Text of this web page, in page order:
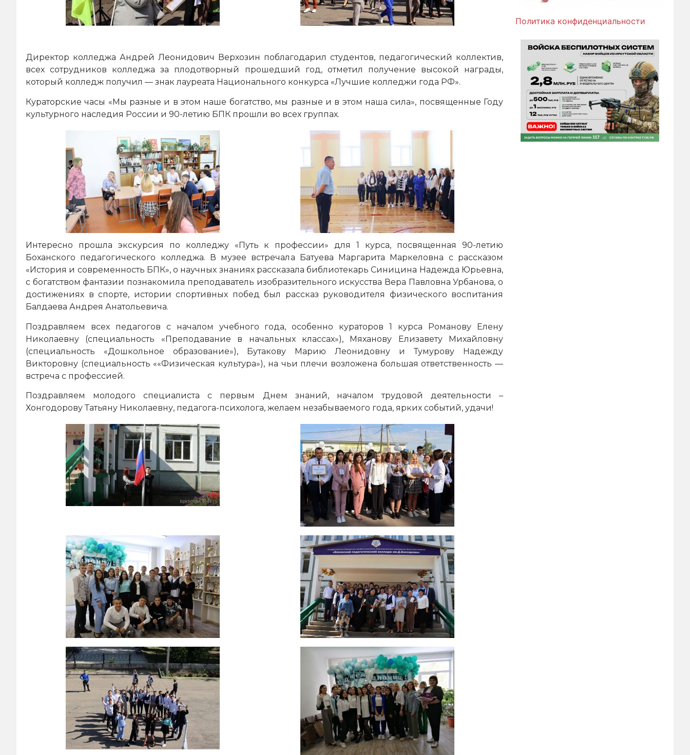
Директор колледжа Андрей Леонидович Верхозин поблагодарил студентов, педагогический коллектив,
всех сотрудников колледжа за плодотворный прошедший год, отметил получение высокой награды,
который колледж получил — знак лауреата Национального конкурса «Лучшие колледжи года РФ».
Кураторские часы «Мы разные и в этом наше богатство, мы разные и в этом наша сила», посвященные Году
культурного наследия России и 90-летию БПК прошли во всех группах.
Интересно прошла экскурсия по колледжу «Путь к профессии» для 1 курса, посвященная 90-летию
Боханского педагогического колледжа. В музее встречала Батуева Маргарита Маркеловна с рассказом
«История и современность БПК», о научных знаниях рассказала библиотекарь Синицина Надежда Юрьевна,
с богатством фантазии познакомила преподаватель изобразительного искусства Вера Павловна Урбанова, о
достижениях в спорте, истории спортивных побед был рассказ руководителя физического воспитания
Балдаева Андрея Анатольевича.
Поздравляем всех педагогов с началом учебного года, особенно кураторов 1 курса Романову Елену
Николаевну (специальность «Преподавание в начальных классах»), Мяханову Елизавету Михайловну
(специальность «Дошкольное образование»), Бутакову Марию Леонидовну и Тумурову Надежду
Викторовну (специальность ««Физическая культура»), на чьи плечи возложена большая ответственность —
встреча с профессией.
Поздравляем молодого специалиста с первым Днем знаний, началом трудовой деятельности –
Хонгодорову Татьяну Николаевну, педагога-психолога, желаем незабываемого года, ярких событий, удачи!
Политика конфиденциальности